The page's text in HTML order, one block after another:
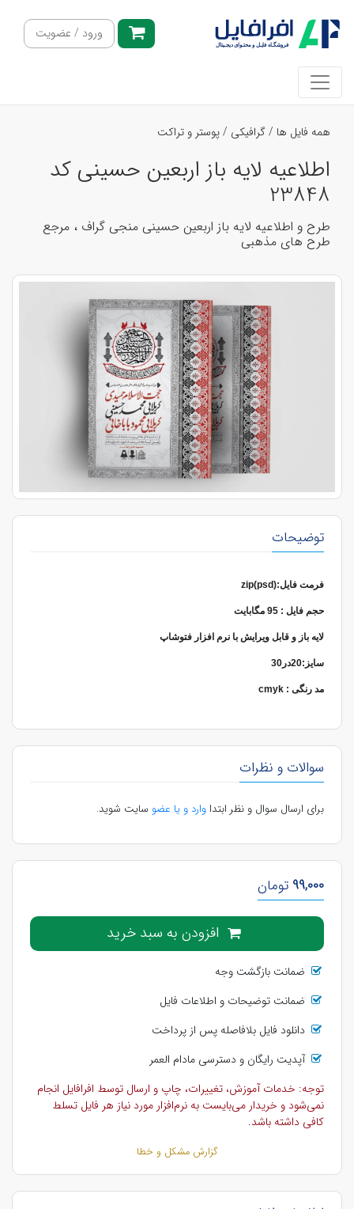
ورود / عضویت
همه فایل ها /گرافیکی /پوستر و تراکت
اطلاعیه لایه باز اربعین حسینی کد
23848
طرح و اطلاعیه لایه باز اربعین حسینی منجی گراف ، مرجع
طرح های مذهبی
توضیحات
فرمت فایل:zip(psd)
حجم فایل : 95 مگابایت
لایه باز و قابل ویرایش با نرم افزار فتوشاپ
سایز:20در30
مد رنگی : cmyk
سوالات و نظرات
برای ارسال سوال و نظر ابتداوارد و یا عضو سایت شوید.
99,000 تومان
افزودن به سبد خرید
ضمانت بازگشت وجه
ضمانت توضیحات و اطلاعات فایل
دانلود فایل بلافاصله پس از پرداخت
آپدیت رایگان و دسترسی مادام العمر
توجه: خدمات آموزش، تغییرات، چاپ و ارسال توسط افرافایل انجام
نمی‌شود و خریدار می‌بایست به نرم‌افزار مورد نیاز هر فایل تسلط
کافی داشته باشد.
گزارش مشکل و خطا